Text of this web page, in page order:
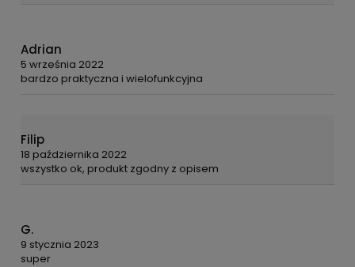
Adrian
5 września 2022
bardzo praktyczna i wielofunkcyjna
Filip
18 października 2022
wszystko ok, produkt zgodny z opisem
G.
9 stycznia 2023
super